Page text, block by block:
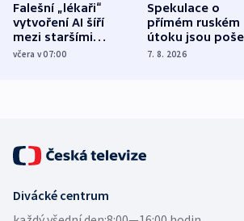
Falešní „lékaři“
vytvoření AI šíří
mezi staršími
Poláky nebezpečné
včera v 07:00
Spekulace o
přímém ruském
útoku jsou
míní estonský
7. 8. 2026
Divácké centrum